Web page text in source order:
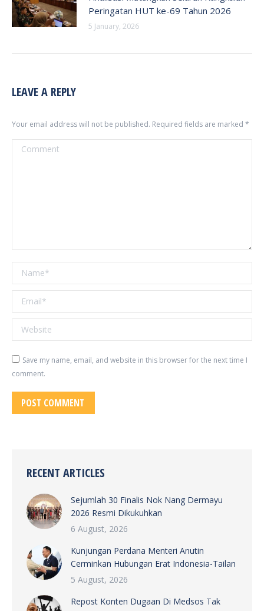
Peringatan HUT ke-69 Tahun 2026
5 January, 2026
LEAVE A REPLY
Your email address will not be published. Required fields are marked *
Comment
Name *
Email *
Website
Save my name, email, and website in this browser for the next time I
comment.
POST COMMENT
RECENT ARTICLES
Sejumlah 30 Finalis Nok Nang Dermayu
2026 Resmi Dikukuhkan
6 August, 2026
Kunjungan Perdana Menteri Anutin
Cerminkan Hubungan Erat Indonesia-Tailan
5 August, 2026
Repost Konten Dugaan Di Medsos Tak